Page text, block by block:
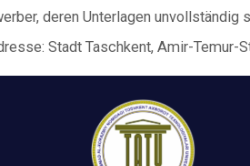
deren Unterlagen
Stadt Taschkent, Amir-Temur-